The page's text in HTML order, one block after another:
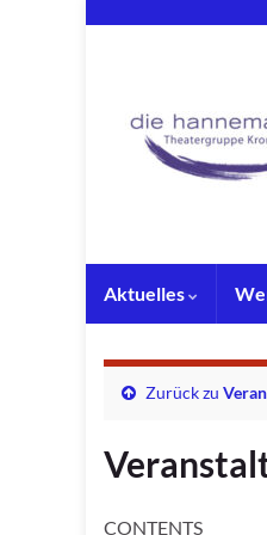
Aktuelles
Zurück zu
CONTENTS